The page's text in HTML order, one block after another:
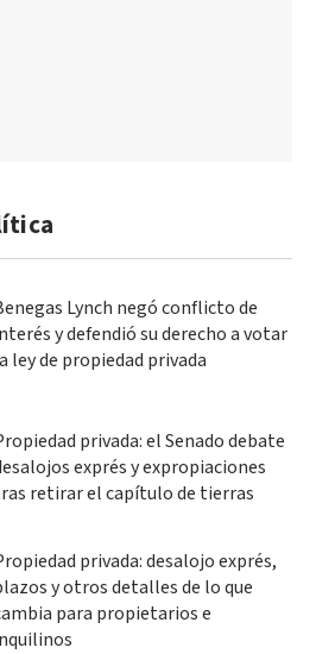
Lynch negó conflicto de
y defendió su derecho a votar
ley de propiedad privada
privada: el Senado debate
exprés y expropiaciones
retirar el capítulo de tierras
privada: desalojo exprés,
y otros detalles de lo que
para propietarios e